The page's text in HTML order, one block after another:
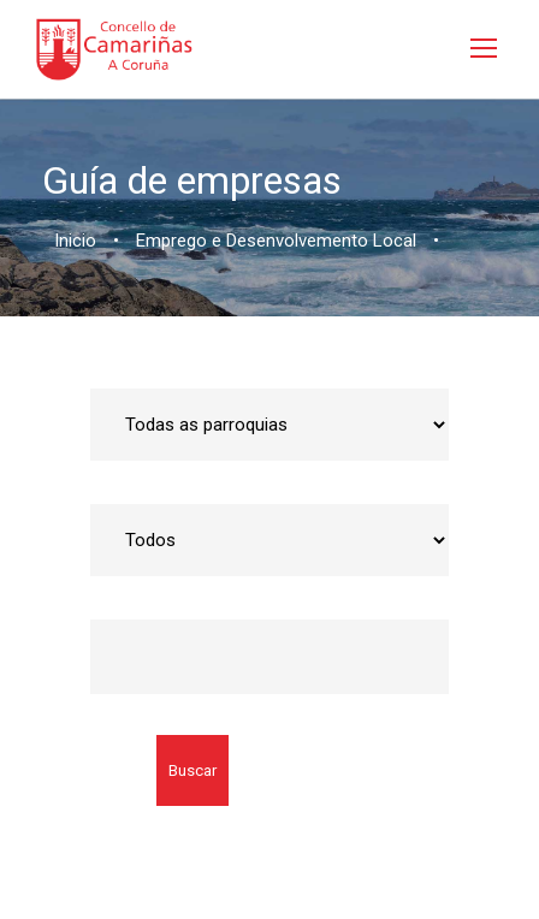
Guía de empresas
Inicio • Emprego e Desenvolvemento Local •
Buscar